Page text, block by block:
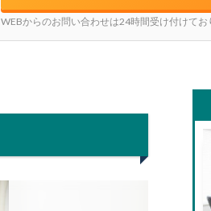
WEBからのお問い合わせは24時間受け付けてお